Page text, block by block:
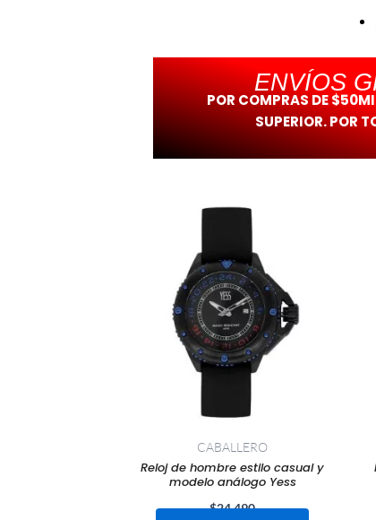
ENVÍOS
POR COMPRAS DE
SUPERIOR. POR
CABALLERO
Reloj de hombre estilo casual y
modelo análogo Yess
$24.490